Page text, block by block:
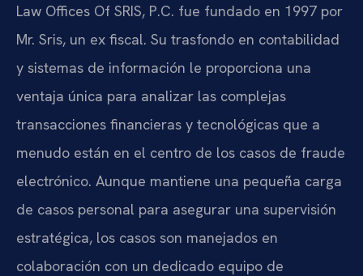
Law Offices Of SRIS, P.C. fue fundado en 1997 por
Mr. Sris, un ex fiscal. Su trasfondo en contabilidad
y sistemas de información le proporciona una
ventaja única para analizar las complejas
transacciones financieras y tecnológicas que a
menudo están en el centro de los casos de fraude
electrónico. Aunque mantiene una pequeña carga
de casos personal para asegurar una supervisión
estratégica, los casos son manejados en
colaboración con un dedicado equipo de